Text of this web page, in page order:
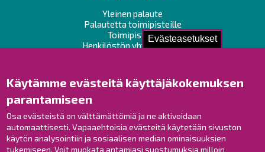
Evästeasetukset
Käytämme evästeitä käyttäjäkokemuksen
parantamiseen
Osa evästeistä on välttämättömiä ja ne aktivoidaan
automaattisesti. Vapaaehtoisia evästeitä käytetään sivuston
käytön analysointiin ja sosiaalisen median ominaisuuksien
tukemiseen. Voit muokata antamiasi suostumuksia milloin
Yleinen palaute
Palautetta toimipisteille
Toimipisteet
Henkilöstön yhteystiedot
Raahe Facebookissa
Raahe Instagramissa
Raahe LinkedInissä
Raahe YouTubessa